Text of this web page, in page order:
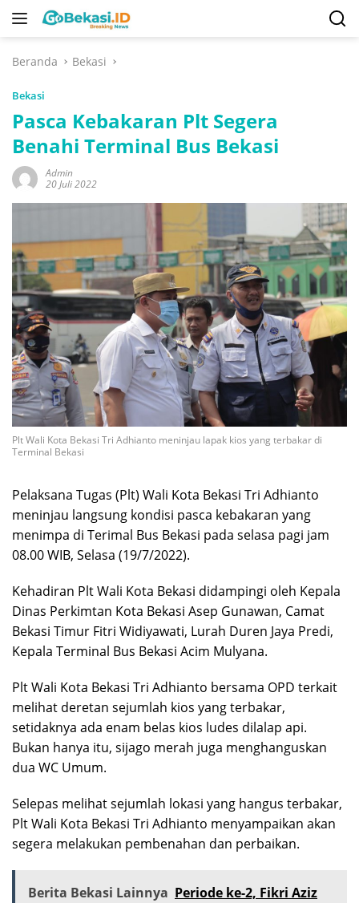
Langsung
Beranda
Bekasi
Bekasi
Pasca Kebakaran Plt Segera
Benahi Terminal Bus Bekasi
Admin
20 Juli 2022
Plt Wali Kota Bekasi Tri Adhianto meninjau lapak kios yang terbakar di
Terminal Bekasi
Pelaksana Tugas (Plt) Wali Kota Bekasi Tri Adhianto
meninjau langsung kondisi pasca kebakaran yang
menimpa di Terimal Bus Bekasi pada selasa pagi jam
08.00 WIB, Selasa (19/7/2022).
Kehadiran Plt Wali Kota Bekasi didampingi oleh Kepala
Dinas Perkimtan Kota Bekasi Asep Gunawan, Camat
Bekasi Timur Fitri Widiyawati, Lurah Duren Jaya Predi,
Kepala Terminal Bus Bekasi Acim Mulyana.
Plt Wali Kota Bekasi Tri Adhianto bersama OPD terkait
melihat deretan sejumlah kios yang terbakar,
setidaknya ada enam belas kios ludes dilalap api.
Bukan hanya itu, sijago merah juga menghanguskan
dua WC Umum.
Selepas melihat sejumlah lokasi yang hangus terbakar,
Plt Wali Kota Bekasi Tri Adhianto menyampaikan akan
segera melakukan pembenahan dan perbaikan.
Berita Bekasi Lainnya Periode ke-2, Fikri Aziz